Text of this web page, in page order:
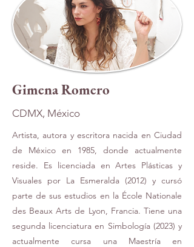
Gimena Romero
CDMX, México
Artista, autora y escritora nacida en Ciudad
de México en 1985, donde actualmente
reside. Es licenciada en Artes Plásticas y
Visuales por La Esmeralda (2012) y cursó
parte de sus estudios en la École Nationale
des Beaux Arts de Lyon, Francia. Tiene una
segunda licenciatura en Simbología (2023) y
actualmente cursa una Maestría en